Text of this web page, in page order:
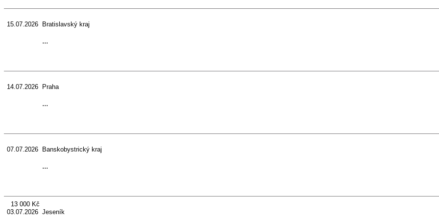
15.07.2026 Bratislavský kraj
...
14.07.2026 Praha
...
07.07.2026 Banskobystrický kraj
...
13 000 Kč
03.07.2026 Jeseník